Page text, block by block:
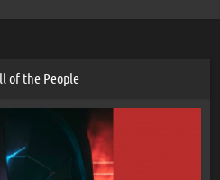
of the People